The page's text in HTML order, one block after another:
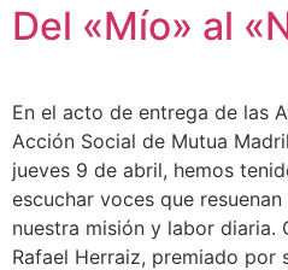
Del «Mío» al
En el acto de entrega de las
Acción Social de Mutua
jueves 9 de abril, hemos
escuchar voces que
nuestra misión y labor diaria.
Rafael Herraiz, premiado por